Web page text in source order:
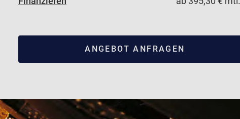
ANGEBOT ANFRAGEN